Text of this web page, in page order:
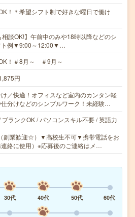
！＊希望シフト制で好きな曜日で働け
相談OK!】午前中のみや18時以降などのシ
ト例▼9:00～12:00▼…
！＃8月～ ＃9月～
円
／快適！オフィスなど室内のカンタン軽
分けなどのシンプルワーク！未経験…
ランクOK / パソコンスキル不要 / 英語力
副業歓迎☆）▼高校生不可▼携帯電話をお
絡に使用）※応募後のご連絡はメ…
30代 40代 50代
60代